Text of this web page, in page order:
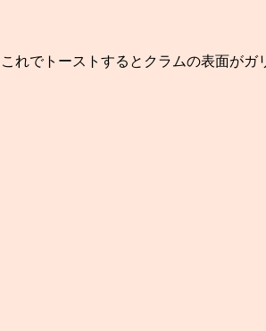
れでトーストするとクラムの表面がガ